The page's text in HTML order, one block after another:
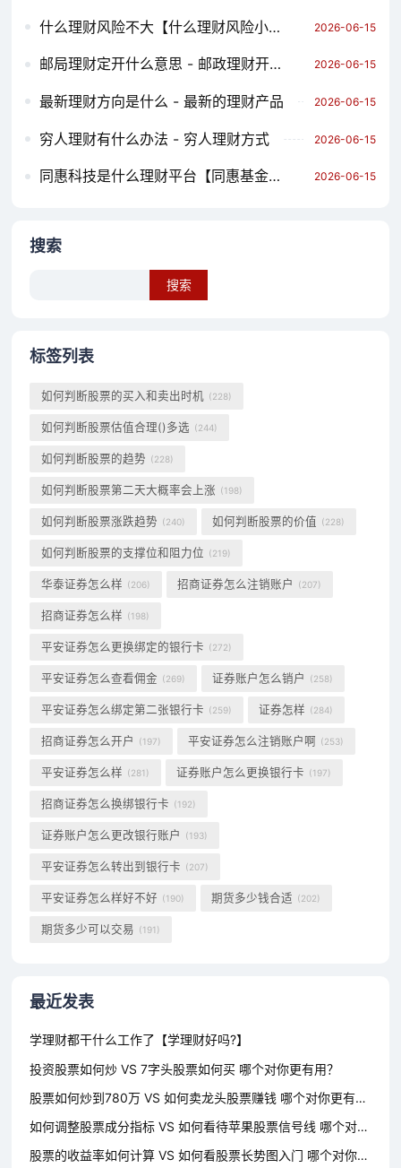
什么理财风险不大【什么理财风险小收益高】 2026-06-15
邮局理财定开什么意思 - 邮政理财开放日有几天 2026-06-15
最新理财方向是什么 - 最新的理财产品 2026-06-15
穷人理财有什么办法 - 穷人理财方式 2026-06-15
同惠科技是什么理财平台【同惠基金官网】 2026-06-15
搜索
标签列表
如何判断股票的买入和卖出时机 (228)
如何判断股票估值合理()多选 (244)
如何判断股票的趋势 (228)
如何判断股票第二天大概率会上涨 (198)
如何判断股票涨跌趋势 (240) 如何判断股票的价值 (228)
如何判断股票的支撑位和阻力位 (219)
华泰证券怎么样 (206) 招商证券怎么注销账户 (207)
招商证券怎么样 (198)
平安证券怎么更换绑定的银行卡 (272)
平安证券怎么查看佣金 (269) 证券账户怎么销户 (258)
平安证券怎么绑定第二张银行卡 (259) 证券怎样 (284)
招商证券怎么开户 (197) 平安证券怎么注销账户啊 (253)
平安证券怎么样 (281) 证券账户怎么更换银行卡 (197)
招商证券怎么换绑银行卡 (192)
证券账户怎么更改银行账户 (193)
平安证券怎么转出到银行卡 (207)
平安证券怎么样好不好 (190) 期货多少钱合适 (202)
期货多少可以交易 (191)
最近发表
学理财都干什么工作了【学理财好吗?】
投资股票如何炒 VS 7字头股票如何买 哪个对你更有用？
股票如何炒到780万 VS 如何卖龙头股票赚钱 哪个对你更有用？
如何调整股票成分指标 VS 如何看待苹果股票信号线 哪个对你更有用？
股票的收益率如何计算 VS 如何看股票长势图入门 哪个对你更有用？